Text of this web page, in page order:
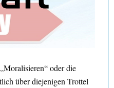
oder die
über diejenigen Trottel